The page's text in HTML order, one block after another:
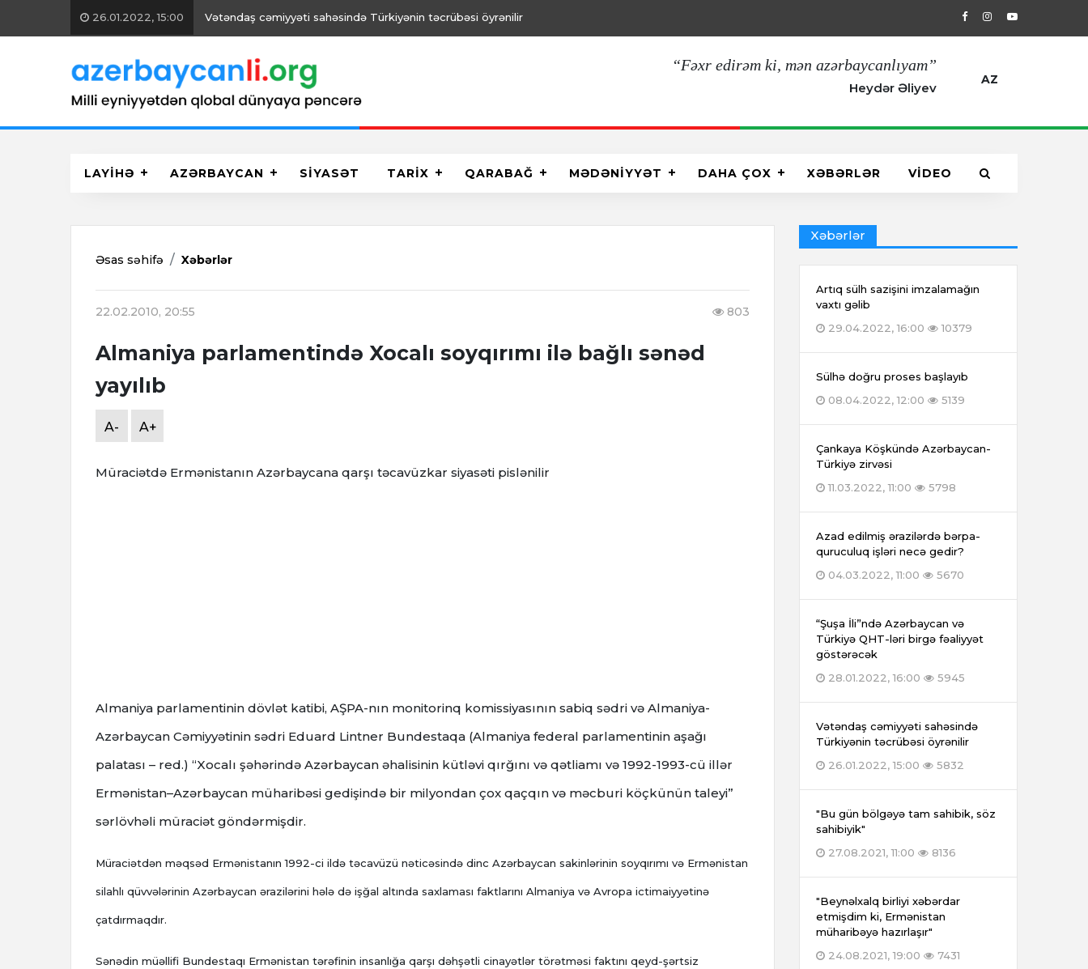
26.01.2022, 15:00 Vətəndaş cəmiyyəti sahəsində Türkiyənin təcrübəsi öyrənilir 29.04.2022, 16:00 Artıq sülh
“Fəxr edirəm ki, mən azərbaycanlıyam”
Heydər Əliyev
AZ
LAYİHƏ AZƏRBAYCAN SİYASƏT TARİX QARABAĞ MƏDƏNİYYƏT DAHA ÇOX XƏBƏRLƏR VİDEO
Əsas səhifə Xəbərlər
22.02.2010, 20:55 803
Almaniya parlamentində Xocalı soyqırımı ilə bağlı sənəd
yayılıb
A- A+
Müraciətdə Ermənistanın Azərbaycana qarşı təcavüzkar siyasəti pislənilir
Almaniya parlamentinin dövlət katibi, AŞPA-nın monitorinq komissiyasının sabiq sədri və Almaniya-
Azərbaycan Cəmiyyətinin sədri Eduard Lintner Bundestaqa (Almaniya federal parlamentinin aşağı
palatası – red.) “Xocalı şəhərində Azərbaycan əhalisinin kütləvi qırğını və qətliamı və 1992-1993-cü illər
Ermənistan–Azərbaycan müharibəsi gedişində bir milyondan çox qaçqın və məcburi köçkünün taleyi”
sərlövhəli müraciət göndərmişdir.
Müraciətdən məqsəd Ermənistanın 1992-ci ildə təcavüzü nəticəsində dinc Azərbaycan sakinlərinin soyqırımı və Ermənistan
silahlı qüvvələrinin Azərbaycan ərazilərini hələ də işğal altında saxlaması faktlarını Almaniya və Avropa ictimaiyyətinə
çatdırmaqdır.
Sənədin müəllifi Bundestaqı Ermənistan tərəfinin insanlığa qarşı dəhşətli cinayətlər törətməsi faktını qeyd-şərtsiz
Xəbərlər
Artıq sülh sazişini imzalamağın
vaxtı gəlib
29.04.2022, 16:00
10379
Sülhə doğru proses başlayıb
08.04.2022, 12:00
5139
Çankaya Köşkündə Azərbaycan-
Türkiyə zirvəsi
11.03.2022, 11:00
5798
Azad edilmiş ərazilərdə bərpa-
quruculuq işləri necə gedir?
04.03.2022, 11:00
5670
“Şuşa İli”ndə Azərbaycan və
Türkiyə QHT-ləri birgə fəaliyyət
göstərəcək
28.01.2022, 16:00
5945
Vətəndaş cəmiyyəti sahəsində
Türkiyənin təcrübəsi öyrənilir
26.01.2022, 15:00
5832
"Bu gün bölgəyə tam sahibik, söz
sahibiyik"
27.08.2021, 11:00
8136
"Beynəlxalq birliyi xəbərdar
etmişdim ki, Ermənistan
müharibəyə hazırlaşır"
24.08.2021, 19:00
7431